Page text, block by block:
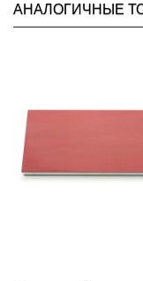
АНАЛОГИЧНЫЕ